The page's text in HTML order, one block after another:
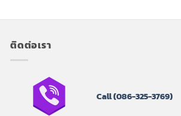
ติดต่อเรา
Call(086-325-3769)